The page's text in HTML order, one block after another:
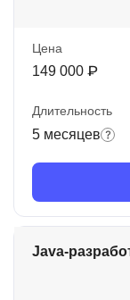
Цена
149 000 ₽
Длительность
5 месяцев
Java-